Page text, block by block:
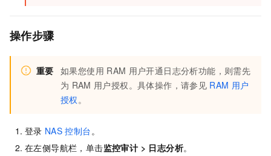
操作步骤
重要 如果您使用 RAM 用户开通日志分析功能，则需先
为 RAM 用户授权。具体操作，请参见 RAM 用户
授权。
登录 NAS 控制台。
在左侧导航栏，单击监控审计 > 日志分析。